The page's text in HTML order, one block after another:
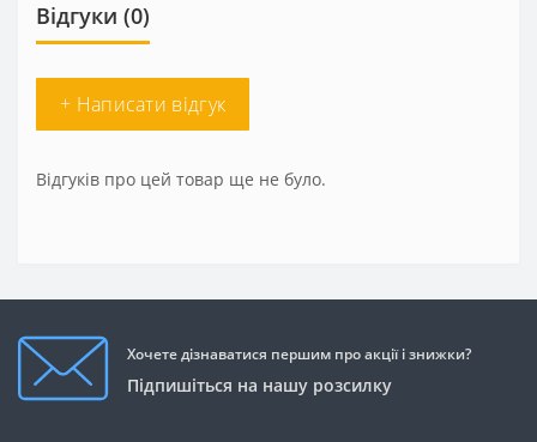
Відгуки (0)
+ Написати відгук
Відгуків про цей товар ще не було.
Хочете дізнаватися першим про акції і знижки?
Підпишіться на нашу розсилку